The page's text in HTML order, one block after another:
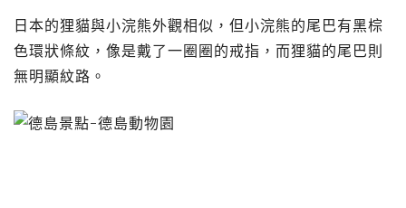
日本的狸貓與小浣熊外觀相似，但小浣熊的尾巴有黑棕
色環狀條紋，像是戴了一圈圈的戒指，而狸貓的尾巴則
無明顯紋路。